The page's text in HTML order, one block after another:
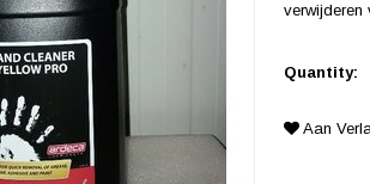
verwijderen
Quantity:
Aan